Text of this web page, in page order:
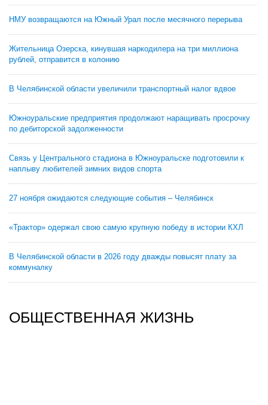
НМУ возвращаются на Южный Урал после месячного перерыва
Жительница Озерска, кинувшая наркодилера на три миллиона
рублей, отправится в колонию
В Челябинской области увеличили транспортный налог вдвое
Южноуральские предприятия продолжают наращивать просрочку
по дебиторской задолженности
Связь у Центрального стадиона в Южноуральске подготовили к
наплыву любителей зимних видов спорта
27 ноября ожидаются следующие события – Челябинск
«Трактор» одержал свою самую крупную победу в истории КХЛ
В Челябинской области в 2026 году дважды повысят плату за
коммуналку
ОБЩЕСТВЕННАЯ ЖИЗНЬ